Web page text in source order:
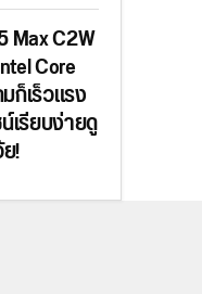
Max C2W
Core
ก็เร็วแรง
เรียบง่ายดู
!